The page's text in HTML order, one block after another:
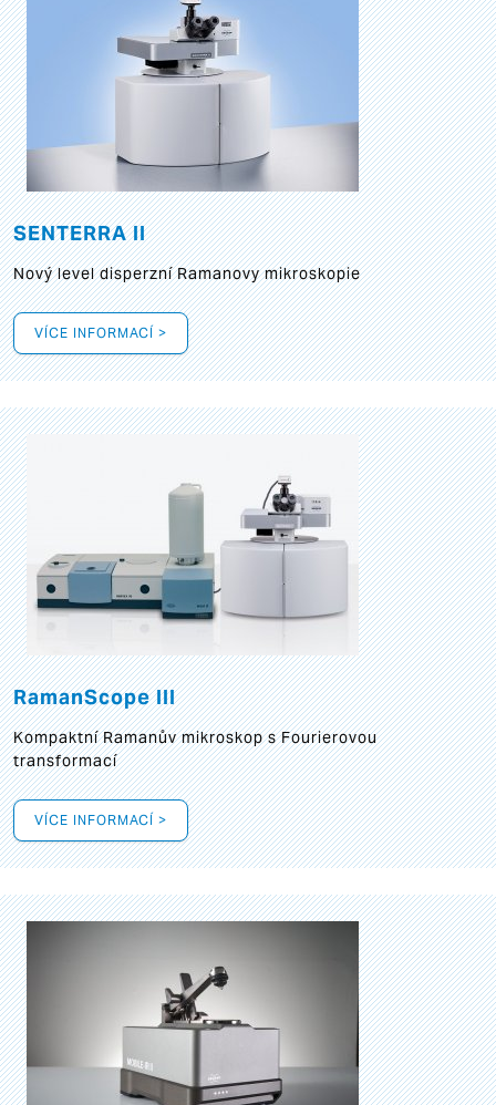
SENTERRA II
Nový level disperzní Ramanovy mikroskopie
VÍCE INFORMACÍ >
RamanScope III
Kompaktní Ramanův mikroskop s Fourierovou
transformací
VÍCE INFORMACÍ >